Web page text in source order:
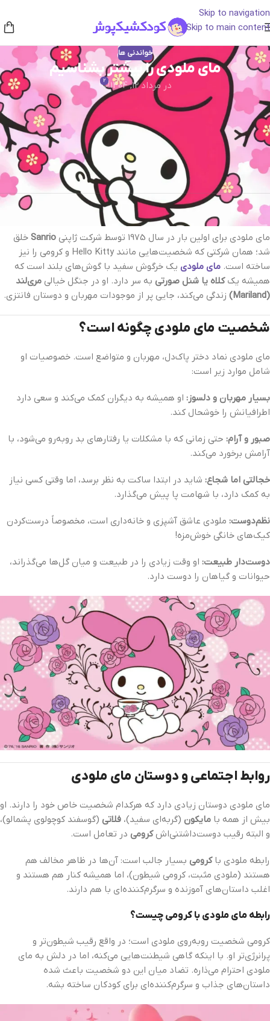
Skip to navigation
Skip to main content
خواندنی ها
مای ملودی را بیشتر بشناسیم
در مرداد 12, 1404 2
اگر تا امروز فقط ظاهر بامزه و شنل صورتی مای ملودی (My Melody)
توجه شما را جلب کرده، وقت آن رسیده که کمی عمیق‌تر با این شخصیت
ژاپنی دوست‌داشتنی آشنا شویم. ملودی فقط یک خرگوش کارتونی نیست؛
او نماد مهربانی، صداقت و دوستی پاک در دنیای رنگارنگ کودکان است. در
این مقاله از کودک شیک‌پوش، با زندگی، خصوصیات رفتاری و دنیای ملودی
بیشتر آشنا می‌شویم.
مای ملودی کیست؟
مای ملودی برای اولین بار در سال 1975 توسط شرکت ژاپنی Sanrio خلق
شد؛ همان شرکتی که شخصیت‌هایی مانند Hello Kitty و کرومی را نیز
ساخته است. مای ملودی یک خرگوش سفید با گوش‌های بلند است که
همیشه یککلاه یا شنل صورتی به سر دارد. او در جنگل خیالی مری‌لند
(Mariland)
زندگی می‌کند، جایی پر از موجودات مهربان و دوستان فانتزی.
شخصیت مای ملودی چگونه است؟
مای ملودی نماد دختر پاک‌دل، مهربان و متواضع است. خصوصیات او
شامل موارد زیر است:
بسیار مهربان و دلسوز: او همیشه به دیگران کمک می‌کند و سعی دارد
اطرافیانش را خوشحال کند.
صبور و آرام: حتی زمانی که با مشکلات یا رفتارهای بد روبه‌رو می‌شود، با
آرامش برخورد می‌کند.
خجالتی اما شجاع: شاید در ابتدا ساکت به نظر برسد، اما وقتی کسی نیاز
به کمک دارد، با شهامت پا پیش می‌گذارد.
نظم‌دوست: ملودی عاشق آشپزی و خانه‌داری است، مخصوصاً درست‌کردن
کیک‌های خانگی خوش‌مزه!
دوست‌دار طبیعت: او وقت زیادی را در طبیعت و میان گل‌ها می‌گذراند،
حیوانات و گیاهان را دوست دارد.
روابط اجتماعی و دوستان مای ملودی
مای ملودی دوستان زیادی دارد که هرکدام شخصیت خاص خود را دارند. او
بیش از همه با مایکون (گربه‌ای سفید)، فلاتی (گوسفند کوچولوی پشمالو)،
و البته رقیب دوست‌داشتنی‌اشکرومی در تعامل است.
رابطه ملودی باکرومی بسیار جالب است: آن‌ها در ظاهر مخالف هم
هستند (ملودی مثبت، کرومی شیطون)، اما همیشه کنار هم هستند و
اغلب داستان‌های آموزنده و سرگرم‌کننده‌ای با هم دارند.
رابطه مای ملودی با کرومی چیست؟
کرومی شخصیت روبه‌روی ملودی است؛ در واقع رقیب شیطون‌تر و
پرانرژی‌تر او. با اینکه گاهی شیطنت‌هایی می‌کنه، اما در دلش به مای
ملودی احترام می‌ذاره. تضاد میان این دو شخصیت باعث شده
داستان‌های جذاب و سرگرم‌کننده‌ای برای کودکان ساخته بشه.